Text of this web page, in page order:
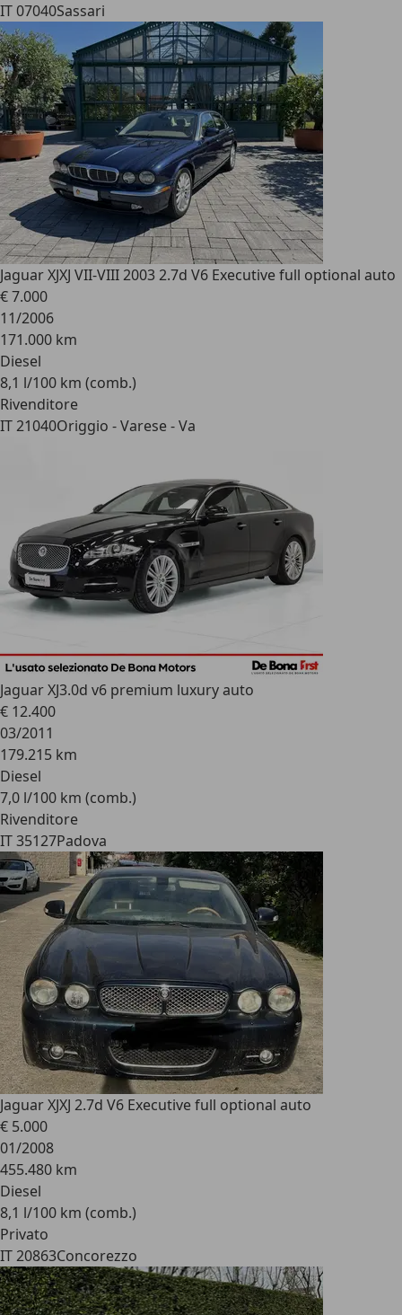
IT 07040Sassari
Jaguar XJXJ VII-VIII 2003 2.7d V6 Executive full optional auto
€ 7.000
11/2006
171.000 km
Diesel
8,1 l/100 km (comb.)
Rivenditore
IT 21040Origgio - Varese - Va
Jaguar XJ3.0d v6 premium luxury auto
€ 12.400
03/2011
179.215 km
Diesel
7,0 l/100 km (comb.)
Rivenditore
IT 35127Padova
Jaguar XJXJ 2.7d V6 Executive full optional auto
€ 5.000
01/2008
455.480 km
Diesel
8,1 l/100 km (comb.)
Privato
IT 20863Concorezzo